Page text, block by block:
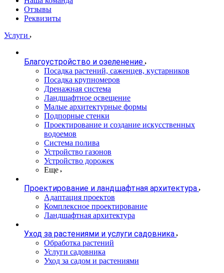
Отзывы
Реквизиты
Услуги
Благоустройство и озеленение
Посадка растений, саженцев, кустарников
Посадка крупномеров
Дренажная система
Ландшафтное освещение
Малые архитектурные формы
Подпорные стенки
Проектирование и создание искусственных
водоемов
Система полива
Устройство газонов
Устройство дорожек
Еще
Проектирование и ландшафтная архитектура
Адаптация проектов
Комплексное проектирование
Ландшафтная архитектура
Уход за растениями и услуги садовника
Обработка растений
Услуги садовника
Уход за садом и растениями